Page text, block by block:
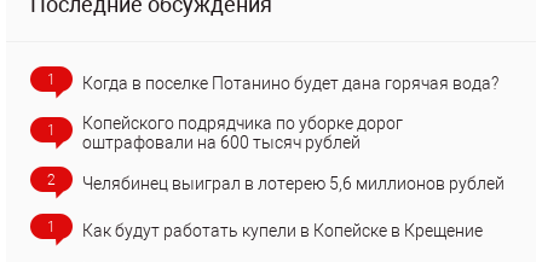
1 Когда в поселке Потанино будет дана горячая вода?
1
Копейского подрядчика по уборке дорог
оштрафовали на 600 тысяч рублей
2 Челябинец выиграл в лотерею 5,6 миллионов рублей
1 Как будут работать купели в Копейске в Крещение